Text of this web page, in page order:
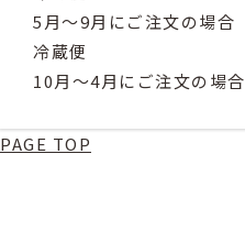
5月～9月にご注文の場合
冷蔵便
10月～4月にご注文の場合
PAGE TOP